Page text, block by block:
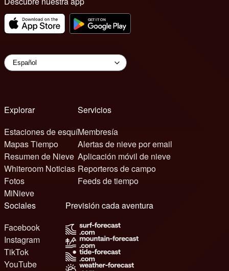
Explorar
Estaciones de esquí
Mapas Tiempo
Resumen de Nieve
Whiteroom Noticias
Fotos
MiNieve
Servicios
Membresía
Alertas de nieve por email
Aplicación móvil de nieve
Reporteros de campo
Feeds de tiempo
Sociales
Facebook
Instagram
TikTok
YouTube
Previsión cada aventura